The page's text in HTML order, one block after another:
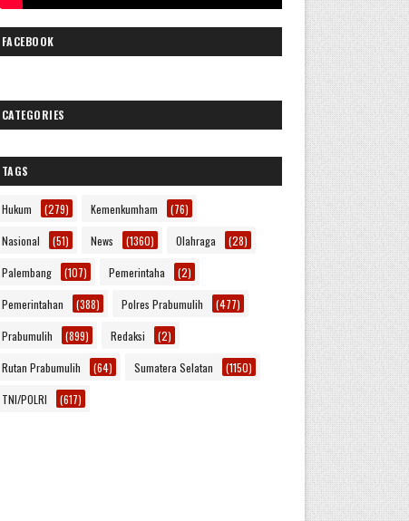
FACEBOOK
CATEGORIES
TAGS
Hukum (279) Kemenkumham (76)
Nasional (51) News (1360) Olahraga (28)
Palembang (107) Pemerintaha (2)
Pemerintahan (388) Polres Prabumulih (477)
Prabumulih (899) Redaksi (2)
Rutan Prabumulih (64) Sumatera Selatan (1150)
TNI/POLRI (617)